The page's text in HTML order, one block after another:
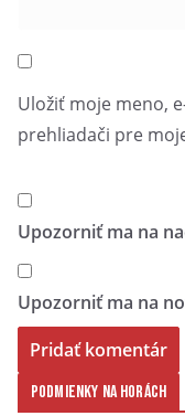
Uložiť moje meno,
prehliadači pre
Upozorniť ma na
Upozorniť ma na
Podmienky na horách